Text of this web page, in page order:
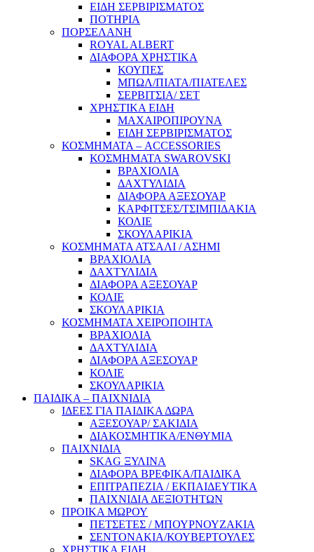
ΕΙΔΗ ΣΕΡΒΙΡΙΣΜΑΤΟΣ
ΠΟΤΗΡΙΑ
ΠΟΡΣΕΛΑΝΗ
ROYAL ALBERT
ΔΙΑΦΟΡΑ ΧΡΗΣΤΙΚΑ
ΚΟΥΠΕΣ
ΜΠΩΛ/ΠΙΑΤΑ/ΠΙΑΤΕΛΕΣ
ΣΕΡΒΙΤΣΙΑ/ ΣΕΤ
ΧΡΗΣΤΙΚΑ ΕΙΔΗ
ΜΑΧΑΙΡΟΠΙΡΟΥΝΑ
ΕΙΔΗ ΣΕΡΒΙΡΙΣΜΑΤΟΣ
ΚΟΣΜΗΜΑΤΑ – ACCESSORIES
ΚΟΣΜΗΜΑΤΑ SWAROVSKI
ΒΡΑΧΙΟΛΙΑ
ΔΑΧΤΥΛΙΔΙΑ
ΔΙΑΦΟΡΑ ΑΞΕΣΟΥΑΡ
ΚΑΡΦΙΤΣΕΣ/ΤΣΙΜΠΙΔΑΚΙΑ
ΚΟΛΙΕ
ΣΚΟΥΛΑΡΙΚΙΑ
ΚΟΣΜΗΜΑΤΑ ΑΤΣΑΛΙ / ΑΣΗΜΙ
ΒΡΑΧΙΟΛΙΑ
ΔΑΧΤΥΛΙΔΙΑ
ΔΙΑΦΟΡΑ ΑΞΕΣΟΥΑΡ
ΚΟΛΙΕ
ΣΚΟΥΛΑΡΙΚΙΑ
ΚΟΣΜΗΜΑΤΑ ΧΕΙΡΟΠΟΙΗΤΑ
ΒΡΑΧΙΟΛΙΑ
ΔΑΧΤΥΛΙΔΙΑ
ΔΙΑΦΟΡΑ ΑΞΕΣΟΥΑΡ
ΚΟΛΙΕ
ΣΚΟΥΛΑΡΙΚΙΑ
ΠΑΙΔΙΚΑ – ΠΑΙΧΝΙΔΙΑ
ΙΔΕΕΣ ΓΙΑ ΠΑΙΔΙΚΑ ΔΩΡΑ
ΑΞΕΣΟΥΑΡ/ ΣΑΚΙΔΙΑ
ΔΙΑΚΟΣΜΗΤΙΚΑ/ΕΝΘΥΜΙΑ
ΠΑΙΧΝΙΔΙΑ
SKAG ΞΥΛΙΝΑ
ΔΙΑΦΟΡΑ ΒΡΕΦΙΚΑ/ΠΑΙΔΙΚΑ
ΕΠΙΤΡΑΠΕΖΙΑ / ΕΚΠΑΙΔΕΥΤΙΚΑ
ΠΑΙΧΝΙΔΙΑ ΔΕΞΙΟΤΗΤΩΝ
ΠΡΟΙΚΑ ΜΩΡΟΥ
ΠΕΤΣΕΤΕΣ / ΜΠΟΥΡΝΟΥΖΑΚΙΑ
ΣΕΝΤΟΝΑΚΙΑ/ΚΟΥΒΕΡΤΟΥΛΕΣ
ΧΡΗΣΤΙΚΑ ΕΙΔΗ